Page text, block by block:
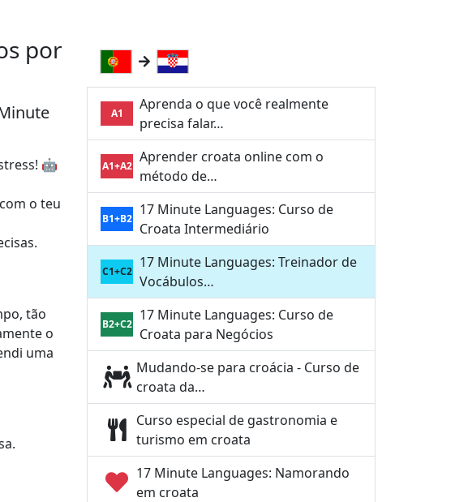
por
🤖
o teu
tão
o
uma
A1
Aprenda o que você realmente
precisa falar…
A1+A2
Aprender croata online com o
método de…
B1+B2
17 Minute Languages: Curso de
Croata Intermediário
C1+C2
17 Minute Languages: Treinador de
Vocábulos…
B2+C2
17 Minute Languages: Curso de
Croata para Negócios
Mudando-se para croácia - Curso de
croata da…
Curso especial de gastronomia e
turismo em croata
17 Minute Languages: Namorando
em croata